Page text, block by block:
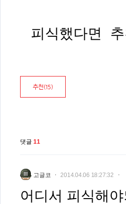
피식했다면
추천(15)
댓글 11
고글코 2014.04.06 18:27:32
어디서 피식해